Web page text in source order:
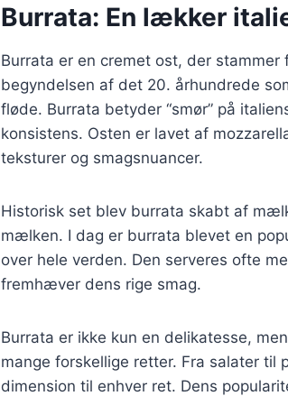
Burrata: En lækker
Burrata er en cremet ost, der
begyndelsen af det 20. århundrede
fløde. Burrata betyder “smør” på
konsistens. Osten er lavet af
teksturer og smagsnuancer.
Historisk set blev burrata skabt af
mælken. I dag er burrata blevet en
over hele verden. Den serveres ofte
fremhæver dens rige smag.
Burrata er ikke kun en delikatesse,
mange forskellige retter. Fra salater til
dimension til enhver ret. Dens